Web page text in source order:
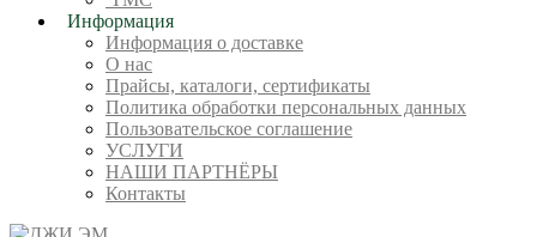
Информация
Информация о доставке
О нас
Прайсы, каталоги, сертификаты
Политика обработки персональных данных
Пользовательское соглашение
УСЛУГИ
НАШИ ПАРТНЁРЫ
Контакты